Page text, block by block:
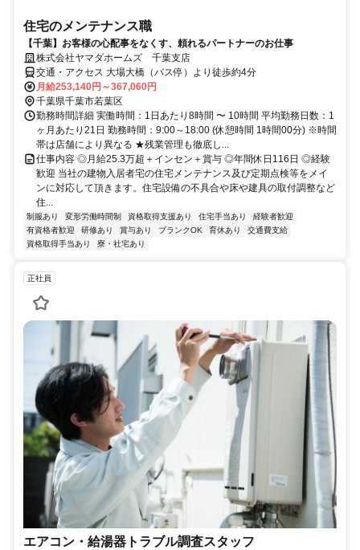
住宅のメンテナンス職
【千葉】お客様の心配事をなくす、頼れるパートナーのお仕事
株式会社ヤマダホームズ 千葉支店
交通・アクセス 大場大橋（バス停）より徒歩約4分
月給253,140円～367,060円
千葉県千葉市若葉区
勤務時間詳細 実働時間：1日あたり8時間 〜 10時間 平均勤務日数：1
ヶ月あたり21日 勤務時間：9:00～18:00 (休憩時間 1時間00分) ※時間
帯は店舗により異なる ★残業管理も徹底し...
仕事内容 ◎月給25.3万超＋インセン＋賞与 ◎年間休日116日 ◎経験
歓迎 当社の建物入居者宅の住宅メンテナンス及び定期点検等をメイ
ンに対応して頂きます。住宅設備の不具合や床や建具の取付調整など
住...
制服あり 変形労働時間制 資格取得支援あり 住宅手当あり
経験者歓迎
有資格者歓迎
研修あり 賞与あり ブランクOK 育休あり
交通費支給
資格取得手当あり
寮・社宅あり
正社員
エアコン・給湯器トラブル調査スタッフ